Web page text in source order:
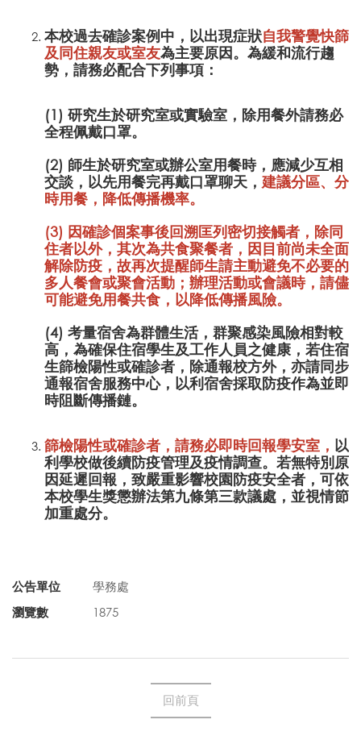
本校過去確診案例中，以出現症狀自我警覺快篩
及同住親友或室友為主要原因。為緩和流行趨
勢，請務必配合下列事項：
(1) 研究生於研究室或實驗室，除用餐外請務必
全程佩戴口罩。
(2) 師生於研究室或辦公室用餐時，應減少互相
交談，以先用餐完再戴口罩聊天， 建議分區、分
時用餐，降低傳播機率。
(3) 因確診個案事後回溯匡列密切接觸者，除同
住者以外，其次為共食聚餐者，因目前尚未全面
解除防疫，故再次提醒師生請主動避免不必要的
多人餐會或聚會活動；辦理活動或會議時，請儘
可能避免用餐共食 ，以降低傳播風險。
(4) 考量宿舍為群體生活，群聚感染風險相對較
高，為確保住宿學生及工作人員之健康，若住宿
生篩檢陽性或確診者，除通報校方外，亦請同步
通報宿舍服務中心，以利宿舍採取防疫作為並即
時阻斷傳播鏈。
篩檢陽性或確診者，請務必即時回報學安室， 以
利學校做後續防疫管理及疫情調查。若無特別原
因延遲回報，致嚴重影響校園防疫安全者，可依
本校學生獎懲辦法第九條第三款議處，並視情節
加重處分。
公告單位
學務處
瀏覽數
1875
回前頁